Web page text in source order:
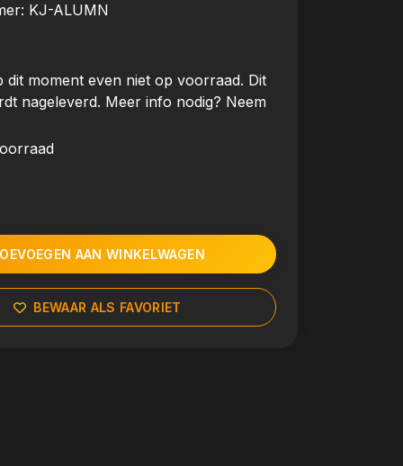
KJ-ALUMN
dit moment even niet op voorraad. Dit
nageleverd. Meer info nodig? Neem
AAN WINKELWAGEN
BEWAAR ALS FAVORIET